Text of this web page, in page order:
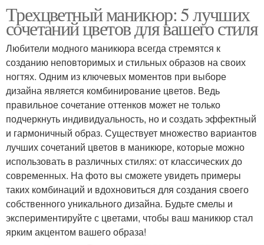
Трехцветный маникюр: 5 лучших
сочетаний цветов для вашего стиля
Любители модного маникюра всегда стремятся к
созданию неповторимых и стильных образов на своих
ногтях. Одним из ключевых моментов при выборе
дизайна является комбинирование цветов. Ведь
правильное сочетание оттенков может не только
подчеркнуть индивидуальность, но и создать эффектный
и гармоничный образ. Существует множество вариантов
лучших сочетаний цветов в маникюре, которые можно
использовать в различных стилях: от классических до
современных. На фото вы сможете увидеть примеры
таких комбинаций и вдохновиться для создания своего
собственного уникального дизайна. Будьте смелы и
экспериментируйте с цветами, чтобы ваш маникюр стал
ярким акцентом вашего образа!